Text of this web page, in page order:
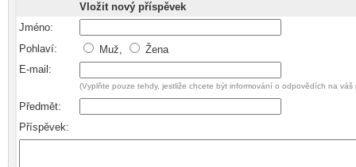
Vložit nový příspěvek
Jméno:
Pohlaví:
Muž,
Žena
E-mail:
(Vyplňte pouze tehdy, jestliže chcete být informování o odpovědích na váš
Předmět:
Příspěvek: